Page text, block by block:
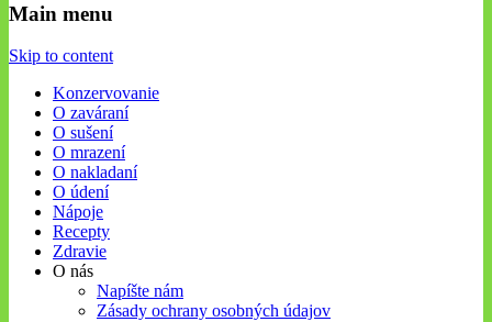
Main menu
Skip to content
Konzervovanie
O zaváraní
O sušení
O mrazení
O nakladaní
O údení
Nápoje
Recepty
Zdravie
O nás
Napíšte nám
Zásady ochrany osobných údajov